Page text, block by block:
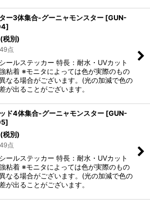
ー3体集合-グーニャモンスター [GUN-
]
(税別)
点
ールステッカー 特長：耐水・UVカット
粘着 ※モニタによっては色が実際のもの
なる場合がございます。(光の加減で色の
が出ることがございます。
ド4体集合-グーニャモンスター [GUN-
]
(税別)
点
ールステッカー 特長：耐水・UVカット
粘着 ※モニタによっては色が実際のもの
なる場合がございます。(光の加減で色の
が出ることがございます。